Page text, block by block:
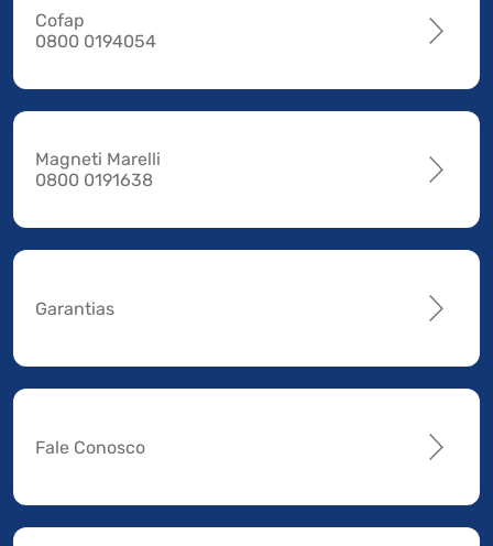
Cofap
0800 0194054
Magneti Marelli
0800 0191638
Garantias
Fale Conosco